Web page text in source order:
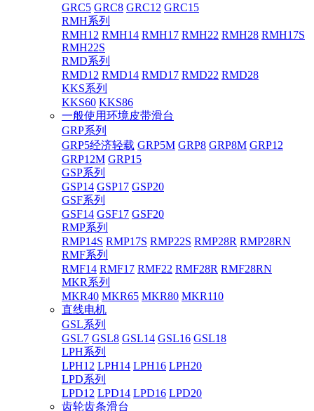
GRC5 GRC8 GRC12 GRC15
RMH系列
RMH12 RMH14 RMH17 RMH22 RMH28 RMH17S
RMH22S
RMD系列
RMD12 RMD14 RMD17 RMD22 RMD28
KKS系列
KKS60 KKS86
一般使用环境皮带滑台
GRP系列
GRP5经济轻载 GRP5M GRP8 GRP8M GRP12
GRP12M GRP15
GSP系列
GSP14 GSP17 GSP20
GSF系列
GSF14 GSF17 GSF20
RMP系列
RMP14S RMP17S RMP22S RMP28R RMP28RN
RMF系列
RMF14 RMF17 RMF22 RMF28R RMF28RN
MKR系列
MKR40 MKR65 MKR80 MKR110
直线电机
GSL系列
GSL7 GSL8 GSL14 GSL16 GSL18
LPH系列
LPH12 LPH14 LPH16 LPH20
LPD系列
LPD12 LPD14 LPD16 LPD20
齿轮齿条滑台